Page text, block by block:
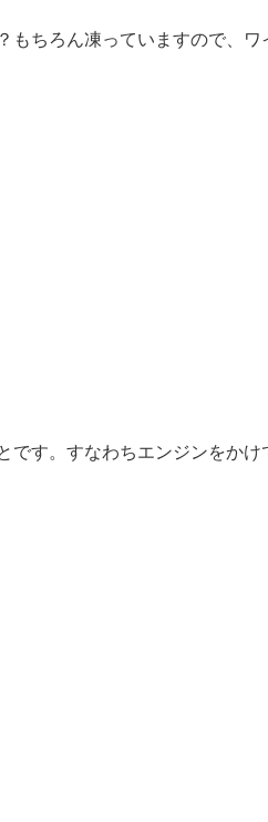
ちろん凍っていますので、ワ
です。すなわちエンジンをか